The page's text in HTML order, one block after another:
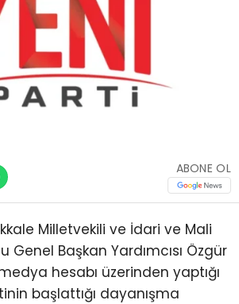
ABONE OL
Milletvekili ve İdari ve Mali
Genel Başkan Yardımcısı Özgür
hesabı üzerinden yaptığı
başlattığı dayanışma